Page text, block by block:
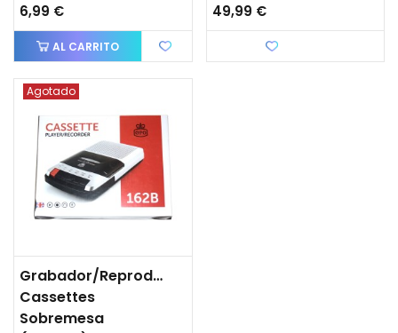
6,99 €
AL CARRITO
49,99 €
Agotado
Grabador/Reproductor
Cassettes
Sobremesa